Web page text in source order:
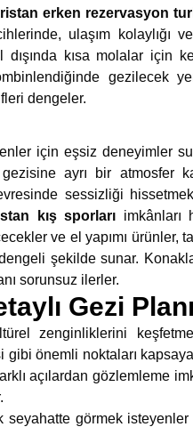
erken rezervasyon
ulaşım kolaylığı
dışında kısa molalar için
gezilecek
dengeler.
için eşsiz deneyimler
ayrı bir atmosfer
sessizliği
kış sporları imkânları
ve el yapımı ürünler,
şekilde sunar.
sorunsuz ilerler.
Gezi Planı
zenginliklerini
gibi önemli noktaları
açılardan gözlemleme
seyahatte görmek isteyenler